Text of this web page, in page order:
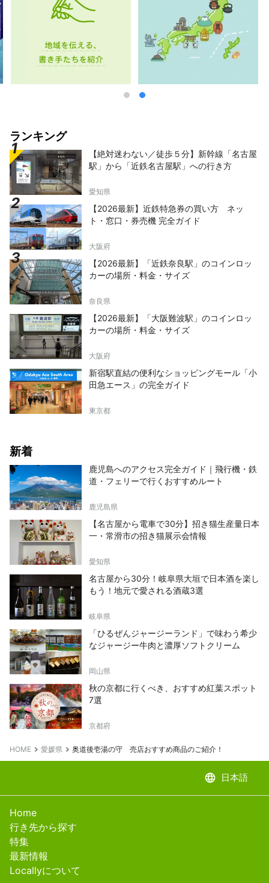
ランキング
【絶対迷わない／徒歩５分】新幹線「名古屋
駅」から「近鉄名古屋駅」への行き方
愛知県
【2026最新】近鉄特急券の買い方 ネッ
ト・窓口・券売機 完全ガイド
大阪府
【2026最新】「近鉄奈良駅」のコインロッ
カーの場所・料金・サイズ
奈良県
【2026最新】「大阪難波駅」のコインロッ
カーの場所・料金・サイズ
大阪府
新宿駅直結の便利なショッピングモール「小
田急エース」の完全ガイド
東京都
新着
鹿児島へのアクセス完全ガイド｜飛行機・鉄
道・フェリーで行くおすすめルート
鹿児島県
【名古屋から電車で30分】招き猫生産量日本
一・常滑市の招き猫展示会情報
愛知県
名古屋から30分！岐阜県大垣で日本酒を楽し
もう！地元で愛される酒蔵3選
岐阜県
「ひるぜんジャージーランド」で味わう希少
なジャージー牛肉と濃厚ソフトクリーム
岡山県
秋の京都に行くべき、おすすめ紅葉スポット
7選
京都府
HOME 愛媛県 奥道後壱湯の守 売店おすすめ商品のご紹介！
language 日本語
Home
行き先から探す
特集
最新情報
Locallyについて